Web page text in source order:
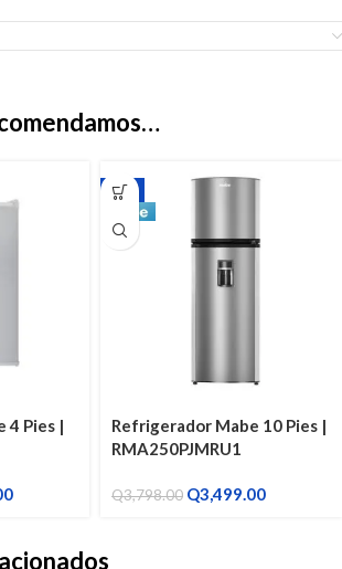
4 Pies |
-8%
Refrigerador Mabe 10 Pies |
RMA250PJMRU1
Q3,798.00 Q3,499.00